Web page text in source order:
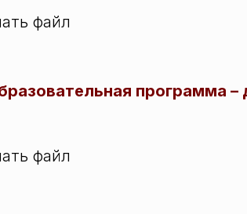
файл
программа
файл